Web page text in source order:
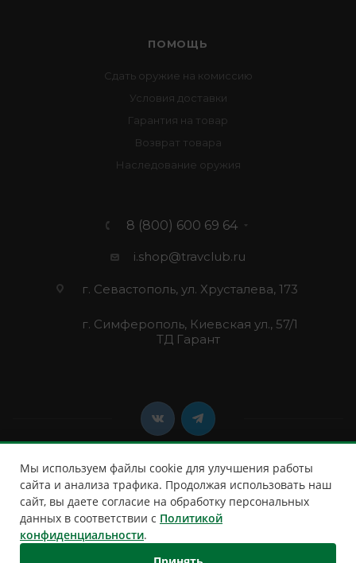
ПОМОЩЬ
Сдать оружие на комиссию
Условия доставки
Гарантия на товар
Возврат товара
Наследование оружия
8 (800) 600 69 64
i.shop@travclub.ru
г. Севастополь, ул. Хрусталева, 173
г. Симферополь, Киевская ул., 57/1
ТД Гарант
2026 © Клуб Путешественников
Мы используем файлы cookie для улучшения работы
сайта и анализа трафика. Продолжая использовать наш
сайт, вы даете согласие на обработку персональных
данных в соответствии с Политикой
конфиденциальности.